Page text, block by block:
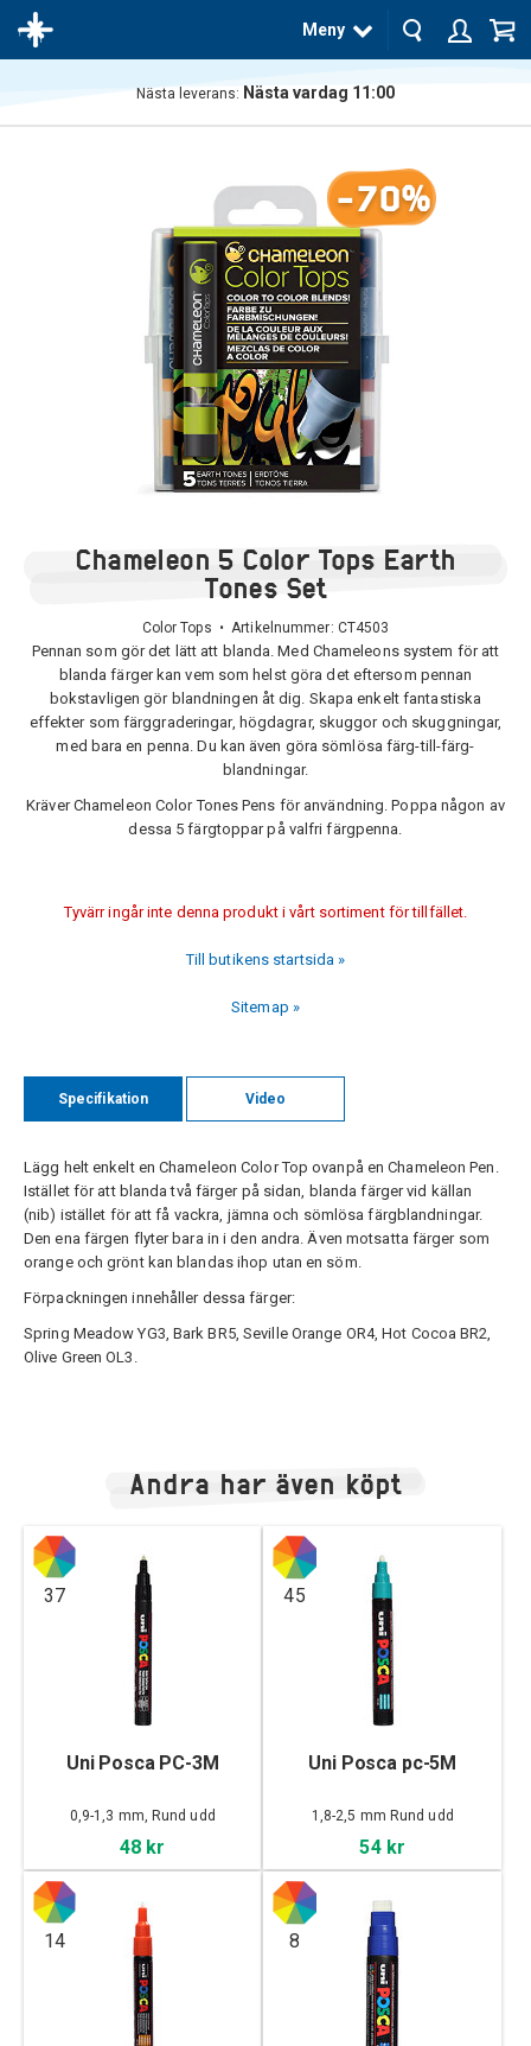
Meny
Nästa leverans: Nästa vardag 11:00
-70%
Chameleon 5 Color Tops Earth
Tones Set
Color Tops • Artikelnummer: CT4503
Pennan som gör det lätt att blanda. Med Chameleons system för att
blanda färger kan vem som helst göra det eftersom pennan
bokstavligen gör blandningen åt dig. Skapa enkelt fantastiska
effekter som färggraderingar, högdagrar, skuggor och skuggningar,
med bara en penna. Du kan även göra sömlösa färg-till-färg-
blandningar.
Kräver Chameleon Color Tones Pens för användning. Poppa någon av
dessa 5 färgtoppar på valfri färgpenna.
Tyvärr ingår inte denna produkt i vårt sortiment för tillfället.
Till butikens startsida »
Sitemap »
Specifikation Video
Lägg helt enkelt en Chameleon Color Top ovanpå en Chameleon Pen.
Istället för att blanda två färger på sidan, blanda färger vid källan
(nib) istället för att få vackra, jämna och sömlösa färgblandningar.
Den ena färgen flyter bara in i den andra. Även motsatta färger som
orange och grönt kan blandas ihop utan en söm.
Förpackningen innehåller dessa färger:
Spring Meadow YG3, Bark BR5, Seville Orange OR4, Hot Cocoa BR2,
Olive Green OL3.
Andra har även köpt
37
Uni Posca PC-3M
0,9-1,3 mm, Rund udd
48 kr
45
Uni Posca pc-5M
1,8-2,5 mm Rund udd
54 kr
14 8